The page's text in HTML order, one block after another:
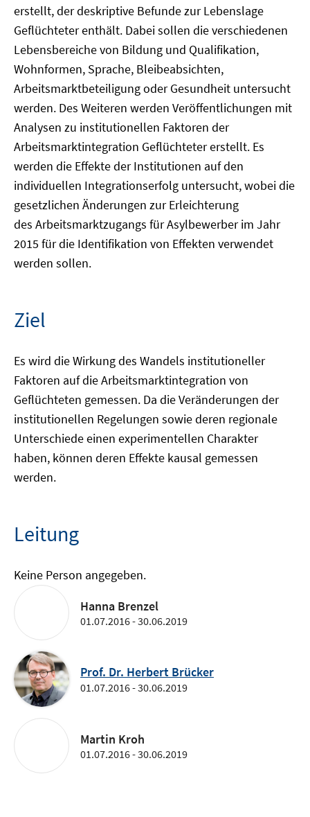
erstellt, der deskriptive Befunde zur Lebenslage
Geflüchteter enthält. Dabei sollen die verschiedenen
Lebensbereiche von Bildung und Qualifikation,
Wohnformen, Sprache, Bleibeabsichten,
Arbeitsmarktbeteiligung oder Gesundheit untersucht
werden. Des Weiteren werden Veröffentlichungen mit
Analysen zu institutionellen Faktoren der
Arbeitsmarktintegration Geflüchteter erstellt. Es
werden die Effekte der Institutionen auf den
individuellen Integrationserfolg untersucht, wobei die
gesetzlichen Änderungen zur Erleichterung
des Arbeitsmarktzugangs für Asylbewerber im Jahr
2015 für die Identifikation von Effekten verwendet
werden sollen.
Ziel
Es wird die Wirkung des Wandels institutioneller
Faktoren auf die Arbeitsmarktintegration von
Geflüchteten gemessen. Da die Veränderungen der
institutionellen Regelungen sowie deren regionale
Unterschiede einen experimentellen Charakter
haben, können deren Effekte kausal gemessen
werden.
Leitung
Keine Person angegeben.
Hanna Brenzel
01.07.2016 - 30.06.2019
Prof. Dr. Herbert Brücker
01.07.2016 - 30.06.2019
Martin Kroh
01.07.2016 - 30.06.2019